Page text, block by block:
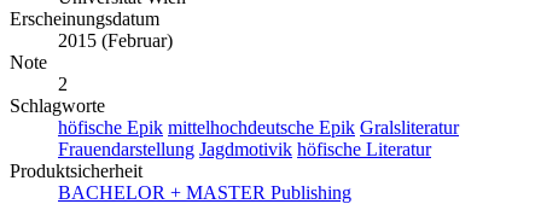
Erscheinungsdatum
2015 (Februar)
Note
2
Schlagworte
höfische Epik mittelhochdeutsche Epik Gralsliteratur
Frauendarstellung Jagdmotivik höfische Literatur
Produktsicherheit
BACHELOR + MASTER Publishing